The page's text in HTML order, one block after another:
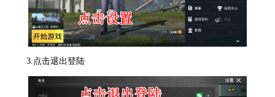
3.点击退出登陆